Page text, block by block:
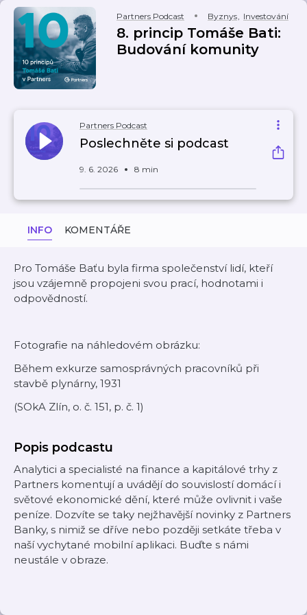
Partners Podcast Byznys, Investování
8. princip Tomáše Bati:
Budování komunity
Partners Podcast
Poslechněte si podcast
9. 6. 2026 8 min
INFO KOMENTÁŘE
Pro Tomáše Baťu byla firma společenství lidí, kteří
jsou vzájemně propojeni svou prací, hodnotami i
odpovědností.
Fotografie na náhledovém obrázku:
Během exkurze samosprávných pracovníků při
stavbě plynárny, 1931
(SOkA Zlín, o. č. 151, p. č. 1)
Popis podcastu
Analytici a specialisté na finance a kapitálové trhy z
Partners komentují a uvádějí do souvislostí domácí i
světové ekonomické dění, které může ovlivnit i vaše
peníze. Dozvíte se taky nejžhavější novinky z Partners
Banky, s nimiž se dříve nebo později setkáte třeba v
naší vychytané mobilní aplikaci. Buďte s námi
neustále v obraze.